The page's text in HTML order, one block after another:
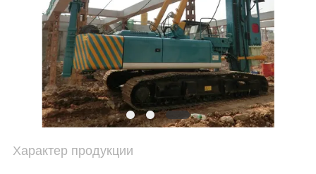
Характер продукции